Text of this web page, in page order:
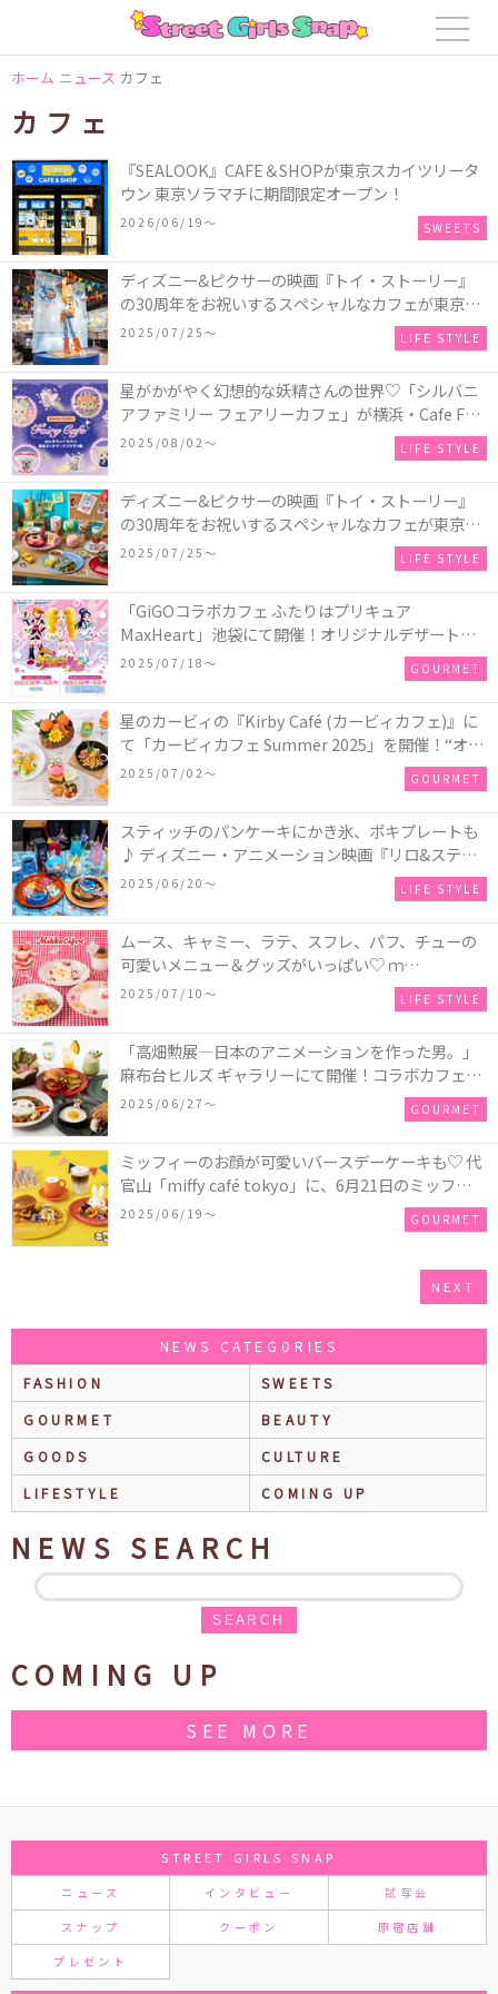
ホーム ニュース カフェ
カフェ
『SEALOOK』CAFE＆SHOPが東京スカイツリータ
ウン 東京ソラマチに期間限定オープン！
2026/06/19〜 SWEETS
ディズニー&ピクサーの映画『トイ・ストーリー』
の30周年をお祝いするスペシャルなカフェが東京、
大阪、名古屋に登場！ウッディやバズ、ロッツォ、
ギャビー・ギャビーなど人気キャラクターをイメー
ジしたメニューがいっぱい♪＜レポ＞
2025/07/25〜 LIFE STYLE
星がかがやく幻想的な妖精さんの世界♡「シルバニ
アファミリー フェアリーカフェ」が横浜・Cafe Fan
Baseに期間限定でオープン！
2025/08/02〜 LIFE STYLE
ディズニー&ピクサーの映画『トイ・ストーリー』
の30周年をお祝いするスペシャルなカフェが東京、
大阪、名古屋に登場！ウッディやバズ、ロッツォ、
ギャビー・ギャビーなど人気キャラクターをイメー
ジしたメニューがいっぱい♪
2025/07/25〜 LIFE STYLE
「GiGOコラボカフェ ふたりはプリキュア
MaxHeart」池袋にて開催！オリジナルデザートや
コラボドリンク、限定オリジナルグッズが楽しめる
2025/07/18〜 GOURMET
星のカービィの『Kirby Café (カービィカフェ)』に
て「カービィカフェ Summer 2025」を開催！“オレ
ンジ”がテーマのSummer限定メニューが登場！
2025/07/02〜 GOURMET
スティッチのパンケーキにかき氷、ポキプレートも
♪ ディズニー・アニメーション映画『リロ&スティ
ッチ』のスペシャルカフェ「スティッチ」OH MY
CAFEが東京・新宿、愛知・名古屋に期間限定でオー
プン！
2025/06/20〜 LIFE STYLE
ムース、キャミー、ラテ、スフレ、パフ、チューの
可愛いメニュー＆グッズがいっぱい♡ ｍ
ikkoillustrationsのコラボカフェ『Mikko Cafe』が
2025/07/10〜 LIFE STYLE
「高畑勲展―日本のアニメーションを作った男。」
麻布台ヒルズ ギャラリーにて開催！コラボカフェ
「喫茶 高畑勲展」ではパンダコパンダのメニューを
2025/06/27〜 GOURMET
ミッフィーのお顔が可愛いバースデーケーキも♡ 代
官山「miffy café tokyo」に、6月21日のミッフィー
のお誕生日をお祝いするメニューが登場！
2025/06/19〜 GOURMET
NEXT
NEWS CATEGORIES
FASHION
SWEETS
GOURMET
BEAUTY
GOODS
CULTURE
LIFESTYLE
COMING UP
NEWS SEARCH
SEARCH
COMING UP
SEE MORE
STREET GIRLS SNAP
ニュース インタビュー 試写会
スナップ クーポン 原宿店舗
プレゼント